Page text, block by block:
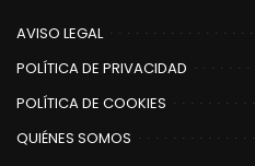
AVISO LEGAL
POLÍTICA DE PRIVACIDAD
POLÍTICA DE COOKIES
QUIÉNES SOMOS